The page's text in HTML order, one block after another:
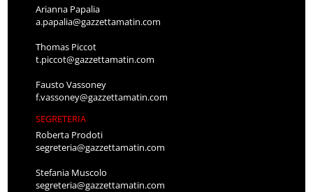
Arianna Papalia
a.papalia@gazzettamatin.com
Thomas Piccot
t.piccot@gazzettamatin.com
Fausto Vassoney
f.vassoney@gazzettamatin.com
SEGRETERIA
Roberta Prodoti
segreteria@gazzettamatin.com
Stefania Muscolo
segreteria@gazzettamatin.com